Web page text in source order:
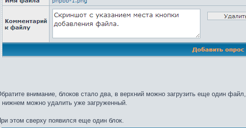
внимание, блоков стало два, в верхний можно загрузить еще один файл,
нижнем можно удалить уже загруженный.
этом сверху появился еще один блок.